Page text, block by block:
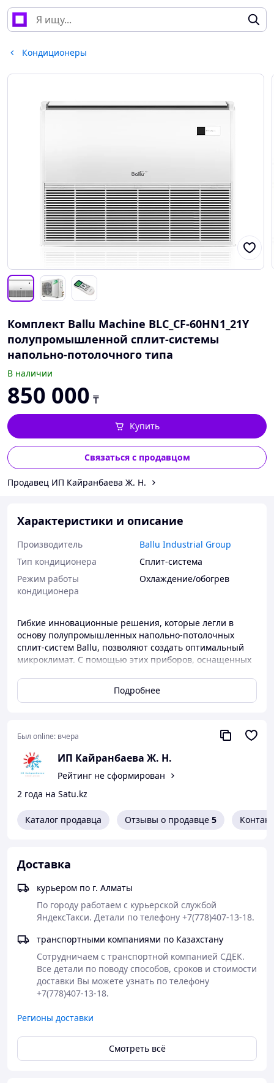
Кондиционеры
Комплект Ballu Machine BLC_CF-60HN1_21Y
полупромышленной сплит-системы
напольно-потолочного типа
В наличии
850 000 ₸
Купить
Связаться с продавцом
Продавец ИП Кайранбаева Ж. Н.
Характеристики и описание
Производитель
Ballu Industrial Group
Тип кондиционера
Сплит-система
Режим работы
кондиционера
Охлаждение/обогрев
Гибкие инновационные решения, которые легли в
основу полупромышленных напольно-потолочных
сплит-систем Ballu, позволяют создать оптимальный
микроклимат. С помощью этих приборов, оснащенных
управлять направлением потока воздуха, прямо с
пульта управления, в офисе, мини-гостинице,
Основные
Бренд
Хладагент
R410a
Макс. рабочая
внешнего блока
внешнего блока
Тип блока
Цвет корпуса внешнего
блока
Белый
Гарантийный срок
3 года
Страна производства
КНР
160 м2
Подробнее
Был online: вчера
ИП Кайранбаева Ж. Н.
Рейтинг не сформирован
2 года на Satu.kz
Каталог продавца Отзывы о продавце 5
Доставка
курьером по г. Алматы
По городу работаем с курьерской службой
ЯндексТакси. Детали по телефону +7(778)407-13-18.
транспортными компаниями по Казахстану
Сотрудничаем с транспортной компанией СДЕК.
Все детали по поводу способов, сроков и стоимости
доставки Вы можете узнать по телефону
+7(778)407-13-18.
Регионы доставки
Смотреть всё